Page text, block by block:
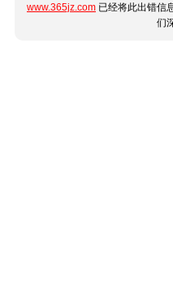
www.365jz.com 已经将此出错信
们